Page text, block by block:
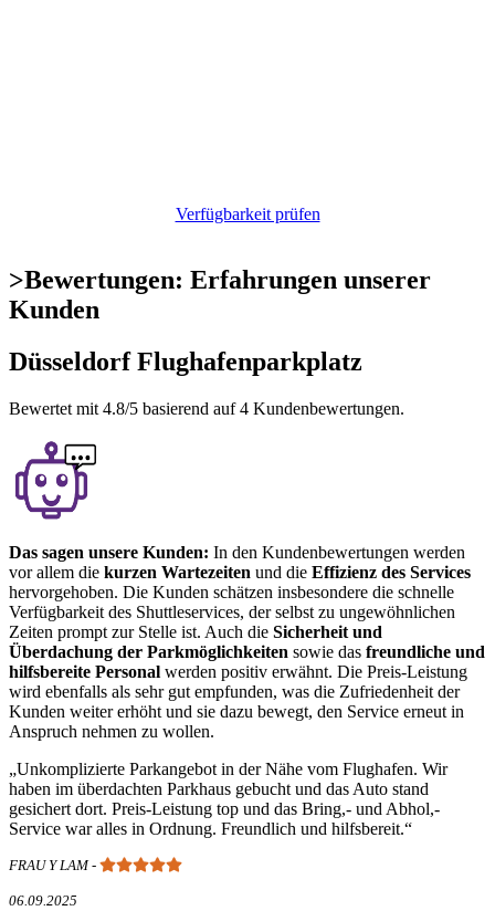
Verfügbarkeit prüfen
>Bewertungen: Erfahrungen unserer
Kunden
Düsseldorf Flughafenparkplatz
Bewertet mit 4.8/5 basierend auf4 Kundenbewertungen.
Das sagen unsere Kunden: In den Kundenbewertungen werden
vor allem die kurzen Wartezeiten und die Effizienz des Services
hervorgehoben. Die Kunden schätzen insbesondere die schnelle
Verfügbarkeit des Shuttleservices, der selbst zu ungewöhnlichen
Zeiten prompt zur Stelle ist. Auch die Sicherheit und
Überdachung der Parkmöglichkeiten sowie das freundliche und
hilfsbereite Personal werden positiv erwähnt. Die Preis-Leistung
wird ebenfalls als sehr gut empfunden, was die Zufriedenheit der
Kunden weiter erhöht und sie dazu bewegt, den Service erneut in
Anspruch nehmen zu wollen.
Unkomplizierte Parkangebot in der Nähe vom Flughafen. Wir
haben im überdachten Parkhaus gebucht und das Auto stand
gesichert dort. Preis-Leistung top und das Bring,- und Abhol,-
Service war alles in Ordnung. Freundlich und hilfsbereit.
FRAU Y LAM -
06.09.2025